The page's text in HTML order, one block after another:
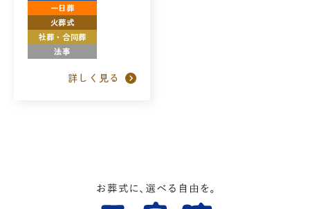
一日葬
火葬式
社葬・合同葬
法事
詳しく見る